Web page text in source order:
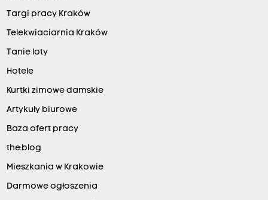
Targi pracy Kraków
Telekwiaciarnia Kraków
Tanie loty
Hotele
Kurtki zimowe damskie
Artykuły biurowe
Baza ofert pracy
the:blog
Mieszkania w Krakowie
Darmowe ogłoszenia